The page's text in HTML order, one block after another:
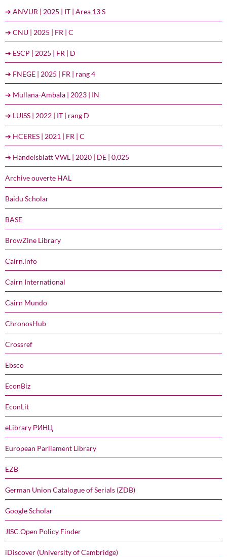
➔ ANVUR | 2025 | IT | Area 13 S
➔ CNU | 2025 | FR | C
➔ ESCP | 2025 | FR | D
➔ FNEGE | 2025 | FR | rang 4
➔ Mullana-Ambala | 2023 | IN
➔ LUISS | 2022 | IT | rang D
➔ HCERES | 2021 | FR | C
➔ Handelsblatt VWL | 2020 | DE | 0,025
Archive ouverte HAL
Baidu Scholar
BASE
BrowZine Library
Cairn.info
Cairn International
Cairn Mundo
ChronosHub
Crossref
Ebsco
EconBiz
EconLit
eLibrary РИНЦ
European Parliament Library
EZB
German Union Catalogue of Serials (ZDB)
Google Scholar
JISC Open Policy Finder
iDiscover (University of Cambridge)